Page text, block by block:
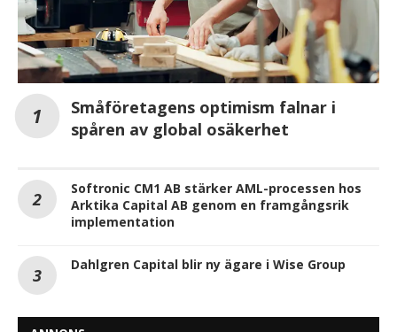
Småföretagens optimism falnar i
spåren av global osäkerhet
Softronic CM1 AB stärker AML-processen hos
Arktika Capital AB genom en framgångsrik
implementation
Dahlgren Capital blir ny ägare i Wise Group